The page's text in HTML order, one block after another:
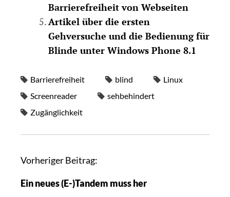
Barrierefreiheit von Webseiten
Artikel über die ersten
Gehversuche und die Bedienung für
Blinde unter Windows Phone 8.1
Barrierefreiheit blind
Linux
Screenreader
sehbehindert
Zugänglichkeit
Vorheriger Beitrag:
Ein neues (E-)Tandem muss her